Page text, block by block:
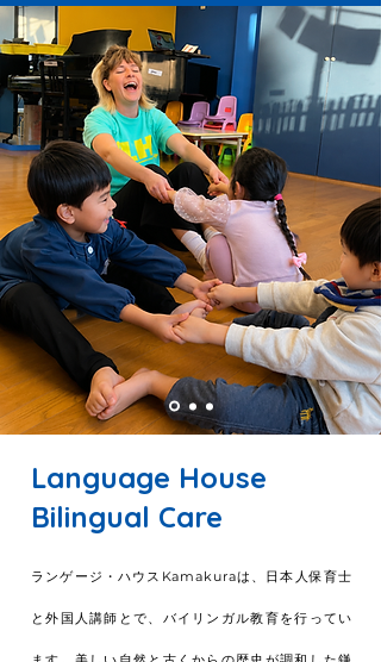
Language House
Bilingual Care
ランゲージ・ハウスKamakuraは、日本人保育士
と外国人講師とで、バイリンガル教育を行ってい